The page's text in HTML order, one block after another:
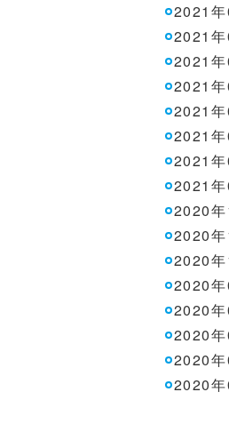
2021
2021
2021
2021
2021
2021
2021
2021
2020
2020
2020
2020
2020
2020
2020
2020